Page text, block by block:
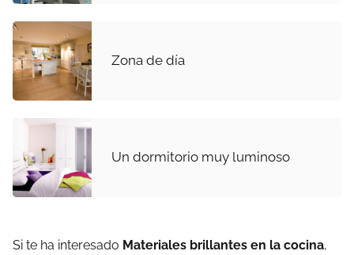
Zona de día
Un dormitorio muy luminoso
Si te ha interesado Materiales brillantes en la cocina,